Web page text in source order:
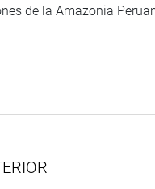
de la Amazonia